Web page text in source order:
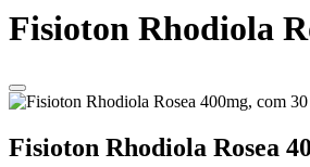
Fisioton Rhodiola
Fisioton Rhodiola Rosea